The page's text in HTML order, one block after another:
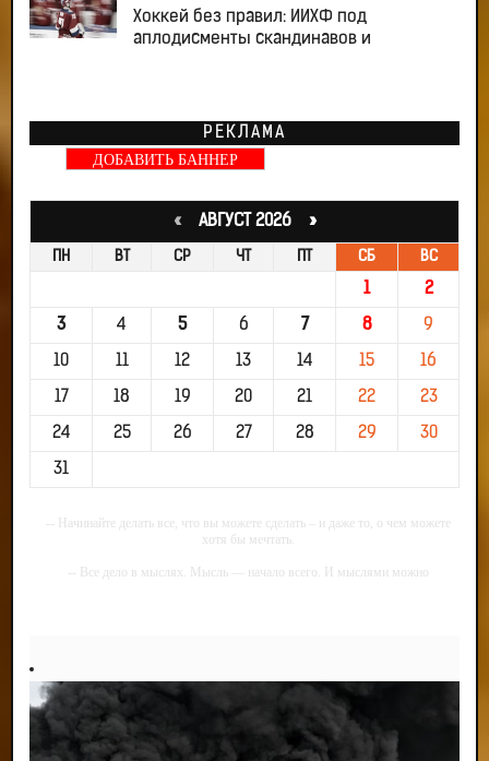
Хоккей без правил: ИИХФ под
аплодисменты скандинавов и
РЕКЛАМА
ДОБАВИТЬ БАННЕР
«АВГУСТ 2026 »
ПН ВТ СР ЧТ СБ ВС
1 2
3 4 5 6 7 8 9
10 11 12 13 14 15 16
17 18 19 20 21 22 23
24 25 26 27 28 29 30
31
-- Начинайте делать все, что вы можете сделать – и даже то, о чем можете
хотя бы мечтать.
-- Все дело в мыслях. Мысль — начало всего. И мыслями можно
-- Самое большое богатство — это ум. Самая большая нищета — глупость.
Из всех страхов самый пугающий — самолюбование.
-- Лучшее, что можно сделать с хорошим советом, это пропустить его
мимо ушей. Он никогда не бывает полезен никому, кроме того, кто его дал.